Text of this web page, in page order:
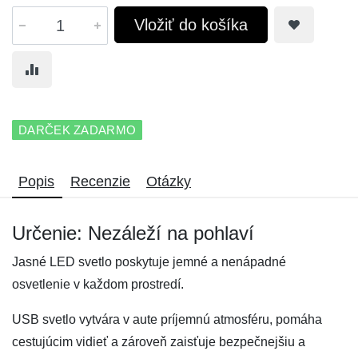
Vložiť do košíka
DARČEK ZADARMO
Popis Recenzie Otázky
Určenie: Nezáleží na pohlaví
Jasné LED svetlo poskytuje jemné a nenápadné
osvetlenie v každom prostredí.
USB svetlo vytvára v aute príjemnú atmosféru, pomáha
cestujúcim vidieť a zároveň zaisťuje bezpečnejšiu a